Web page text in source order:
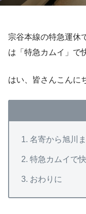
宗谷本線の特急運休
は「特急カムイ」で
はい、皆さんこんに
名寄から旭川
特急カムイで
おわりに